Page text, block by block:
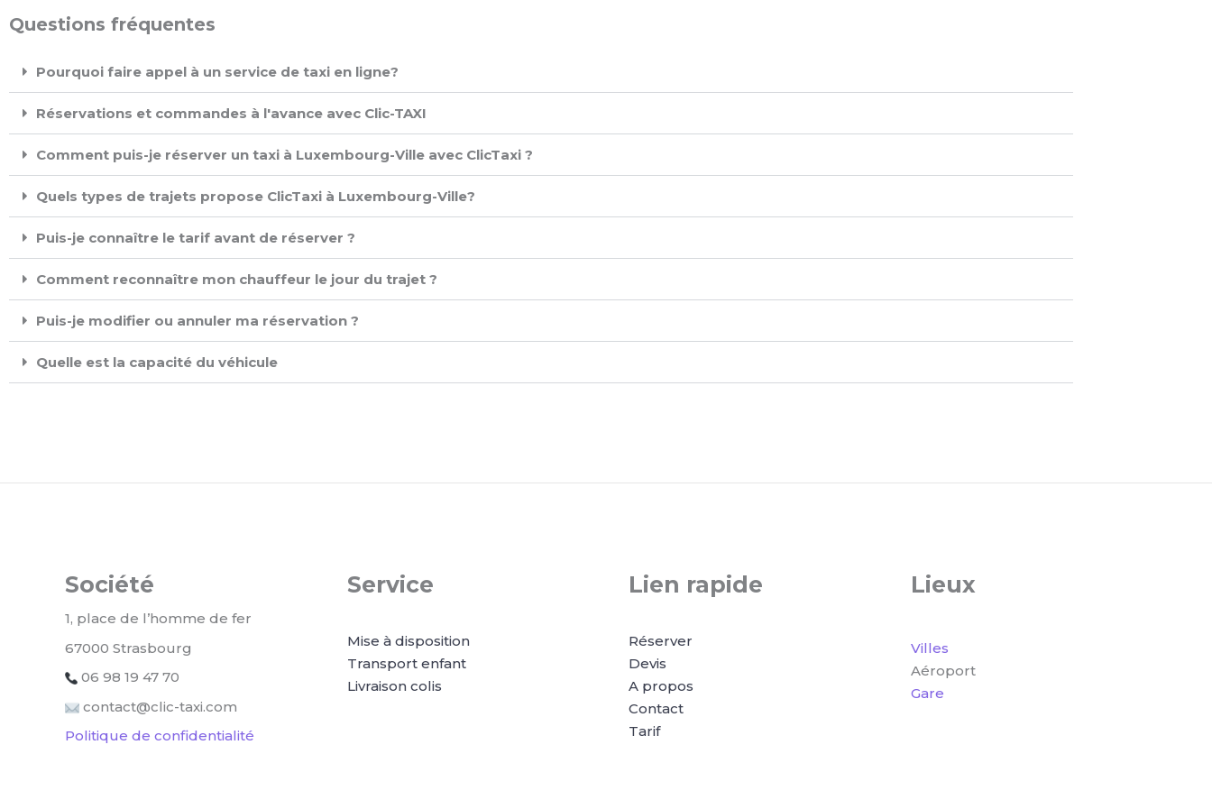
Questions fréquentes
Pourquoi faire appel à un service de taxi en ligne?
Réservations et commandes à l'avance avec Clic-TAXI ​
Comment puis-je réserver un taxi à Luxembourg-Ville avec ClicTaxi ?
Quels types de trajets propose ClicTaxi à Luxembourg-Ville?
Puis-je connaître le tarif avant de réserver ?
Comment reconnaître mon chauffeur le jour du trajet ?
Puis-je modifier ou annuler ma réservation ?
Quelle est la capacité du véhicule
Société
1, place de l’homme de fer
67000 Strasbourg
06 98 19 47 70
contact@clic-taxi.com
Politique de confidentialité
Service
Mise à disposition
Transport enfant
Livraison colis
Lien rapide
Réserver
Devis
A propos
Contact
Tarif
Lieux
Villes
Aéroport
Gare